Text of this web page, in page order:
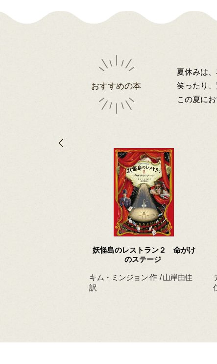
おすすめの本
夏休みは
笑ったり
この夏に
妖怪島のレストラン２ 命がけ
のステージ
キム・ミンジョン 作 / 山岸由佳
訳